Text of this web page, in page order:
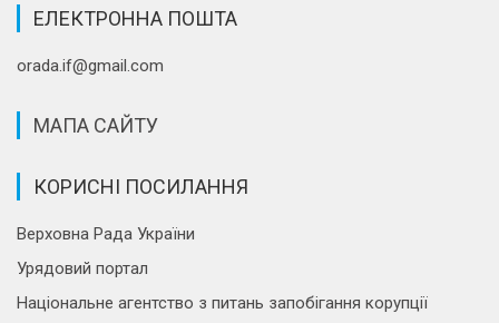
ЕЛЕКТРОННА ПОШТА
orada.if@gmail.com
МАПА САЙТУ
КОРИСНІ ПОСИЛАННЯ
Верховна Рада України
Урядовий портал
Національне агентство з питань запобігання корупції